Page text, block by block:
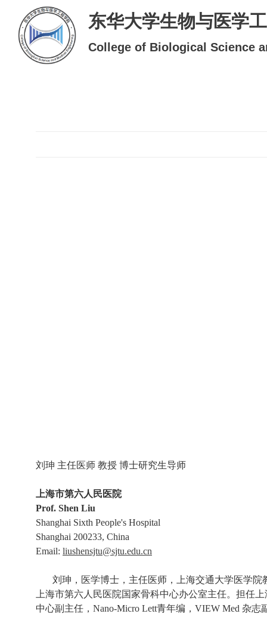
东华大学生物与医学
College of Biological Science
刘珅 主任医师 教授 博士研究生导师
上海市第六人民医院
Prof. Shen Liu
Shanghai Sixth People's Hospital
Shanghai 200233, China
Email: liushensjtu@sjtu.edu.cn
刘珅，医学博士，主任医师，上海交通大学医学
上海市第六人民医院国家骨科中心办公室主任。担任
中心副主任， Nano-Micro Lett青年编， VIEW Med 杂志